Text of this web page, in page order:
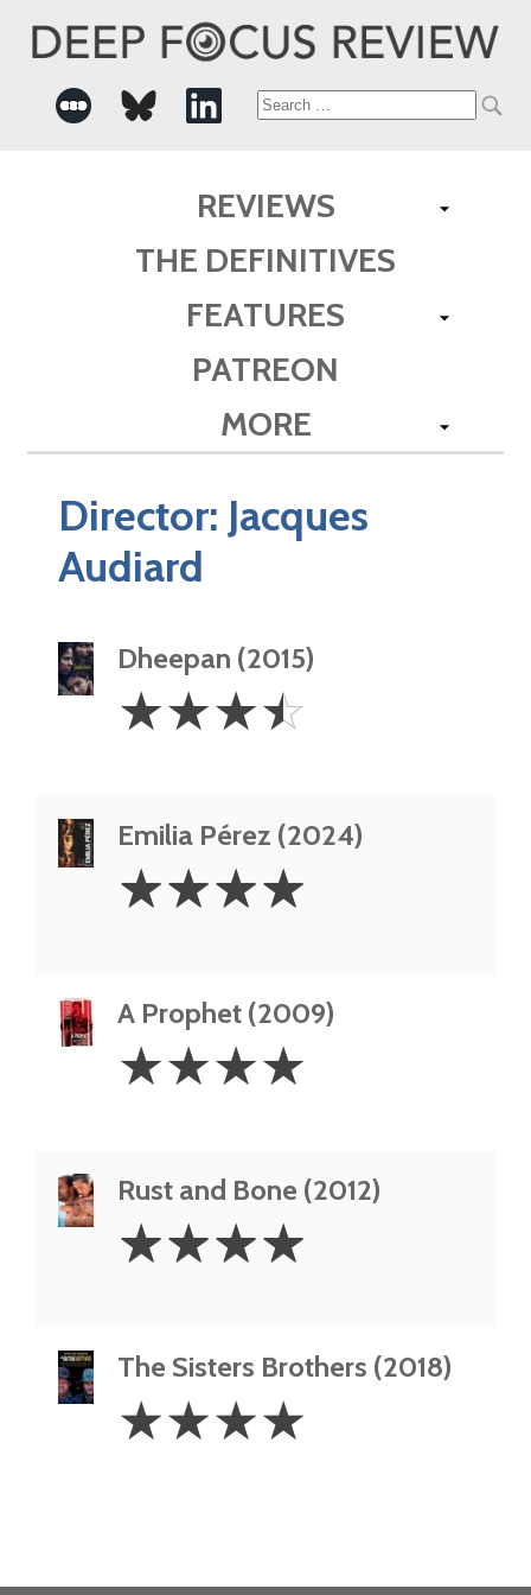
Search
REVIEWS
THE DEFINITIVES
FEATURES
PATREON
MORE
Director: Jacques
Audiard
Dheepan (2015)
3.5
Stars
☆☆☆☆
Emilia Pérez (2024)
Stars
☆☆☆☆
A Prophet (2009)
Stars
☆☆☆☆
Rust and Bone (2012)
Stars
☆☆☆☆
The Sisters Brothers (2018)
Stars
☆☆☆☆